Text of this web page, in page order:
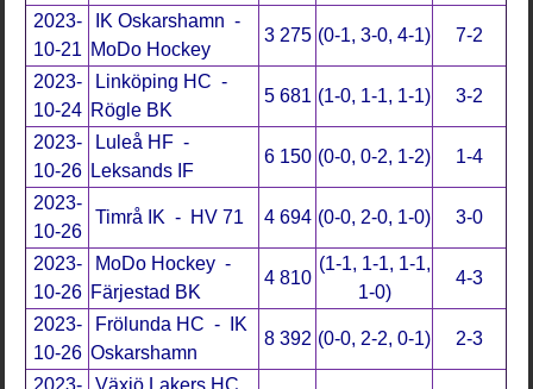
2023-
10-21
IK Oskarshamn -
MoDo Hockey
3 275 (0-1, 3-0, 4-1) 7-2
2023-
10-24
Linköping HC -
Rögle BK
5 681 (1-0, 1-1, 1-1) 3-2
2023-
10-26
Luleå HF -
Leksands IF
6 150 (0-0, 0-2, 1-2) 1-4
2023-
10-26
Timrå IK - HV 71 4 694 (0-0, 2-0, 1-0) 3-0
2023-
10-26
MoDo Hockey -
Färjestad BK
4 810
(1-1, 1-1, 1-1,
1-0)
4-3
2023-
10-26
Frölunda HC - IK
Oskarshamn
8 392 (0-0, 2-2, 0-1) 2-3
2023- Växjö Lakers HC